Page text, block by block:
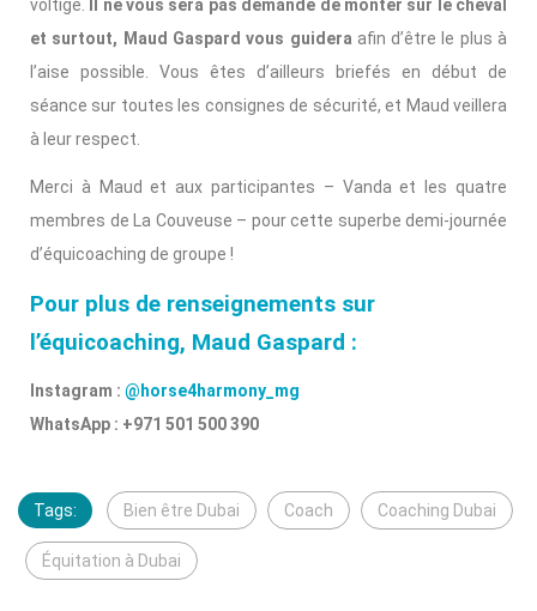
voltige.
Il ne vous sera pas demandé de monter sur le cheval
et surtout, Maud Gaspard vous guidera afin d’être le plus à
l’aise possible. Vous êtes d’ailleurs briefés en début de
séance sur toutes les consignes de sécurité, et Maud veillera
à leur respect.
Merci à Maud et aux participantes – Vanda et les quatre
membres de La Couveuse – pour cette superbe demi-journée
d’équicoaching de groupe !
Pour plus de renseignements sur
l’équicoaching, Maud Gaspard :
Instagram : @horse4harmony_mg
WhatsApp : +971 501 500 390
Tags: Bien être Dubai Coach Coaching Dubai
Équitation à Dubai